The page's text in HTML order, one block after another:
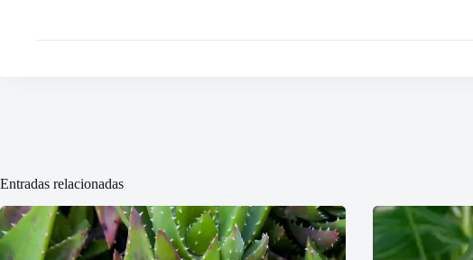
Entradas relacionadas